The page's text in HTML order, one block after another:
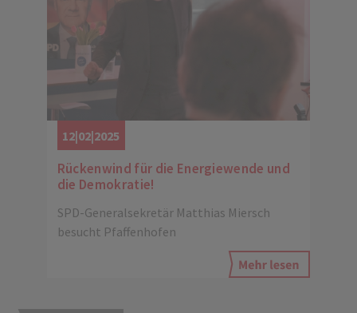
12|02|2025
Rückenwind für die Energiewende und
die Demokratie!
SPD-Generalsekretär Matthias Miersch
besucht Pfaffenhofen